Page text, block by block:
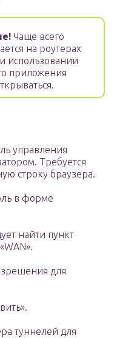
Чаще всего
на роутерах
использовании
приложения
управления
Требуется
строку браузера.
в форме
найти пункт
для
туннелей для